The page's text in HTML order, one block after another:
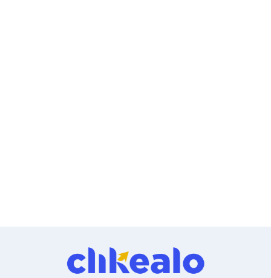
Discos Duros Internos para Laptop